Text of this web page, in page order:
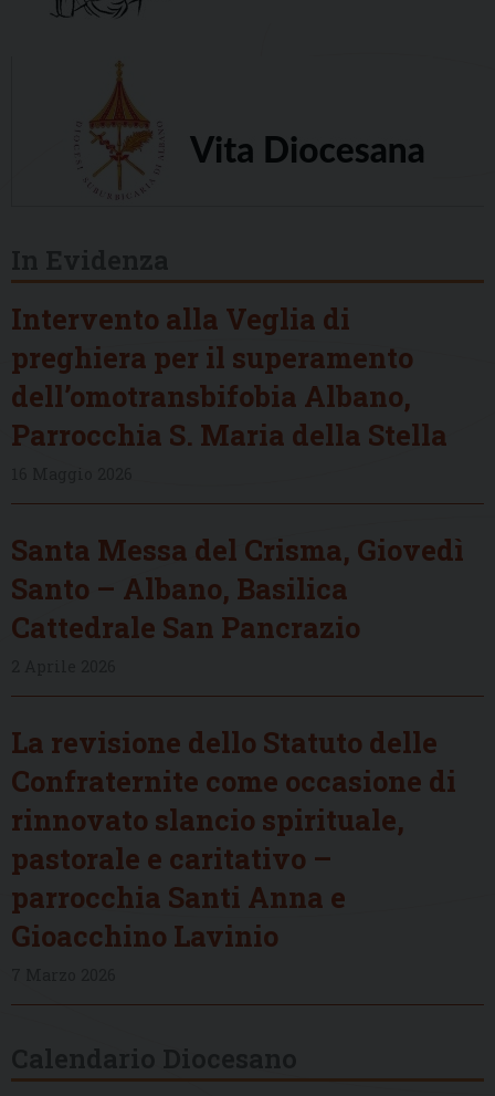
Intervento alla Veglia di
preghiera per il superamento
dell’omotransbifobia Albano,
Parrocchia S. Maria della Stella
Santa Messa del Crisma, Giovedì
Santo – Albano, Basilica
Cattedrale San Pancrazio
La revisione dello Statuto delle
Confraternite come occasione di
rinnovato slancio spirituale,
pastorale e caritativo –
parrocchia Santi Anna e
Gioacchino Lavinio